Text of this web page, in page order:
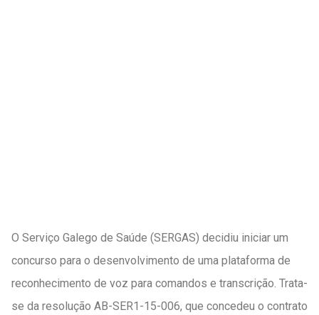
O Serviço Galego de Saúde (SERGAS) decidiu iniciar um
concurso para o desenvolvimento de uma plataforma de
reconhecimento de voz para comandos e transcrição. Trata-
se da resolução AB-SER1-15-006, que concedeu o contrato